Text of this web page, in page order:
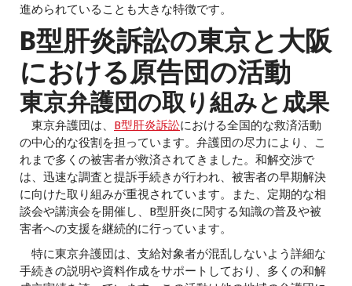
進められていることも大きな特徴です。
B型肝炎訴訟の東京と大阪
における原告団の活動
東京弁護団の取り組みと成果
東京弁護団は、 B型肝炎訴訟における全国的な救済活動
の中心的な役割を担っています。弁護団の尽力により、こ
れまで多くの被害者が救済されてきました。和解交渉で
は、迅速な調査と提訴手続きが行われ、被害者の早期解決
に向けた取り組みが重視されています。また、定期的な相
談会や講演会を開催し、B型肝炎に関する知識の普及や被
害者への支援を継続的に行っています。
特に東京弁護団は、支給対象者が混乱しないよう詳細な
手続きの説明や資料作成をサポートしており、多くの和解